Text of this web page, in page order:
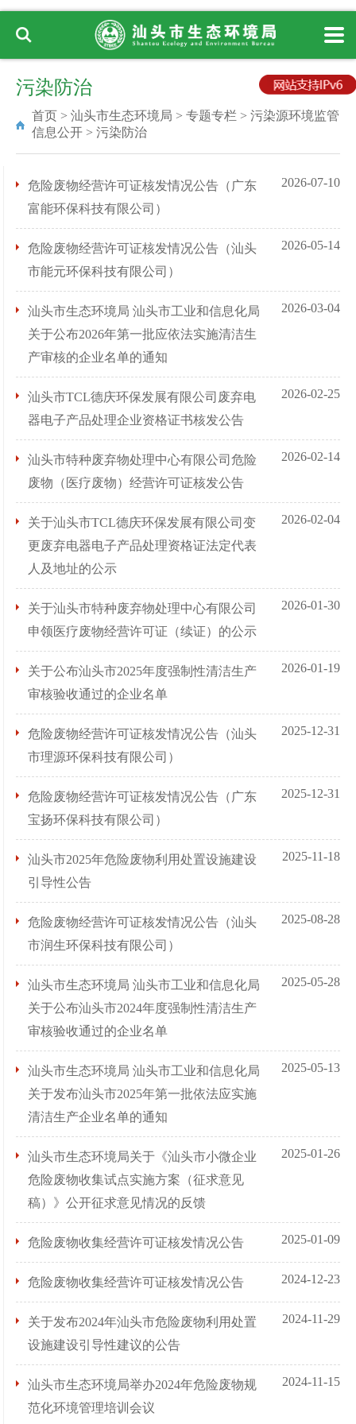
污染防治
首页 > 汕头市生态环境局 > 专题专栏 > 污染源环境监管
信息公开 > 污染防治
危险废物经营许可证核发情况公告（广东
富能环保科技有限公司）
2026-07-10
危险废物经营许可证核发情况公告（汕头
市能元环保科技有限公司）
2026-05-14
汕头市生态环境局 汕头市工业和信息化局
关于公布2026年第一批应依法实施清洁生
产审核的企业名单的通知
2026-03-04
汕头市TCL德庆环保发展有限公司废弃电
器电子产品处理企业资格证书核发公告
2026-02-25
汕头市特种废弃物处理中心有限公司危险
废物（医疗废物）经营许可证核发公告
2026-02-14
关于汕头市TCL德庆环保发展有限公司变
更废弃电器电子产品处理资格证法定代表
人及地址的公示
2026-02-04
关于汕头市特种废弃物处理中心有限公司
申领医疗废物经营许可证（续证）的公示
2026-01-30
关于公布汕头市2025年度强制性清洁生产
审核验收通过的企业名单
2026-01-19
危险废物经营许可证核发情况公告（汕头
市理源环保科技有限公司）
2025-12-31
危险废物经营许可证核发情况公告（广东
宝扬环保科技有限公司）
2025-12-31
汕头市2025年危险废物利用处置设施建设
引导性公告
2025-11-18
危险废物经营许可证核发情况公告（汕头
市润生环保科技有限公司）
2025-08-28
汕头市生态环境局 汕头市工业和信息化局
关于公布汕头市2024年度强制性清洁生产
审核验收通过的企业名单
2025-05-28
汕头市生态环境局 汕头市工业和信息化局
关于发布汕头市2025年第一批依法应实施
清洁生产企业名单的通知
2025-05-13
汕头市生态环境局关于《汕头市小微企业
危险废物收集试点实施方案（征求意见
稿）》公开征求意见情况的反馈
2025-01-26
危险废物收集经营许可证核发情况公告 2025-01-09
危险废物收集经营许可证核发情况公告 2024-12-23
关于发布2024年汕头市危险废物利用处置
设施建设引导性建议的公告
2024-11-29
汕头市生态环境局举办2024年危险废物规
范化环境管理培训会议
2024-11-15